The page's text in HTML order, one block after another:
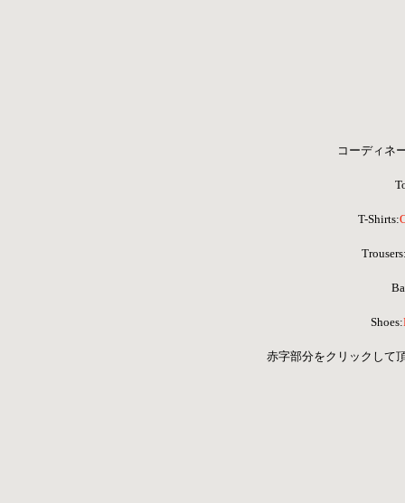
コーディネ
T-Shirts:
Shoes:
赤字部分をクリックして